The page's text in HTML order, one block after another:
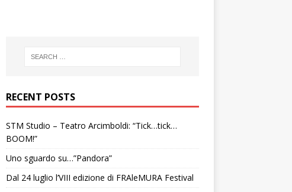
RECENT POSTS
STM Studio – Teatro Arcimboldi: “Tick…tick…
BOOM!”
Uno sguardo su…”Pandora”
Dal 24 luglio l’VIII edizione di FRAleMURA Festival